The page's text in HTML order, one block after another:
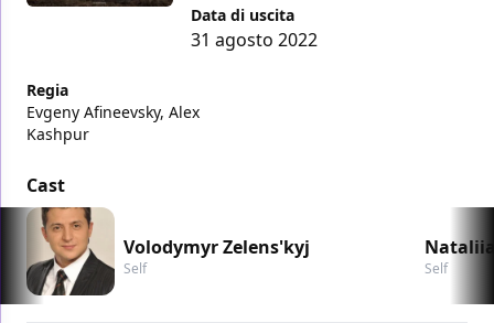
Data di uscita
31 agosto 2022
Regia
Evgeny Afineevsky, Alex
Kashpur
Cast
Volodymyr Zelens'kyj
Self Self